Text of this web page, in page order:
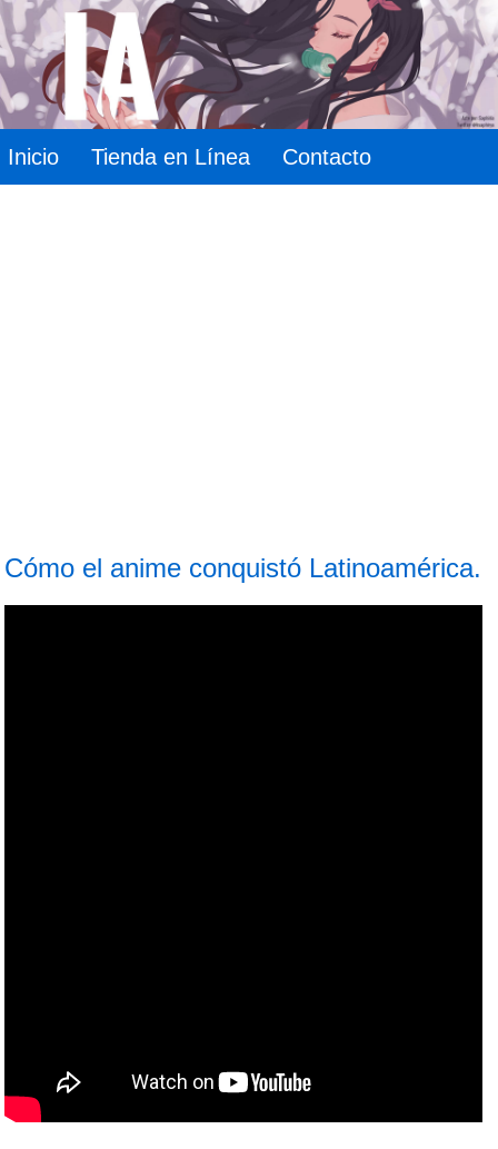
Inicio Tienda en Línea Contacto
Cómo el anime conquistó Latinoamérica.